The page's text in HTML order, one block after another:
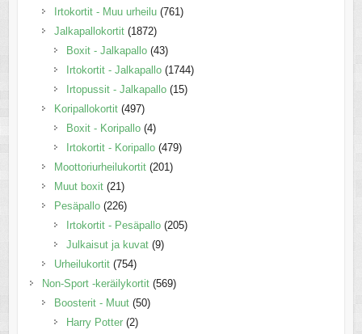
Irtokortit - Muu urheilu (761)
Jalkapallokortit (1872)
Boxit - Jalkapallo (43)
Irtokortit - Jalkapallo (1744)
Irtopussit - Jalkapallo (15)
Koripallokortit (497)
Boxit - Koripallo (4)
Irtokortit - Koripallo (479)
Moottoriurheilukortit (201)
Muut boxit (21)
Pesäpallo (226)
Irtokortit - Pesäpallo (205)
Julkaisut ja kuvat (9)
Urheilukortit (754)
Non-Sport -keräilykortit (569)
Boosterit - Muut (50)
Harry Potter (2)